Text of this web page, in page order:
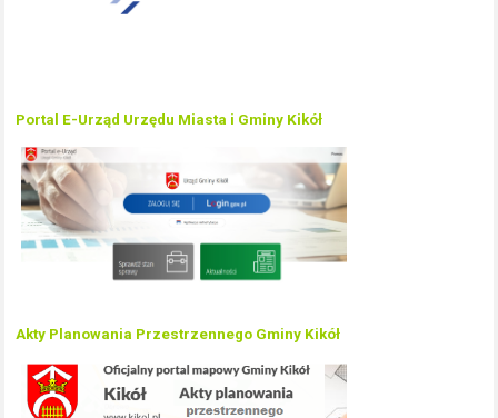
Portal E-Urząd Urzędu Miasta i Gminy Kikół
Akty Planowania Przestrzennego Gminy Kikół